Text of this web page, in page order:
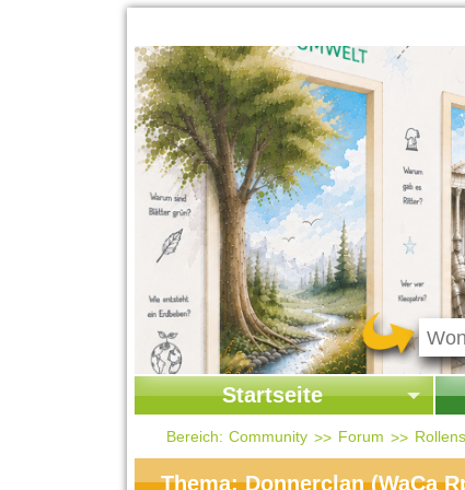
Startseite
Startseite
Kontakt
Bereich: Community Forum
Thema: Donnerclan (WaCa